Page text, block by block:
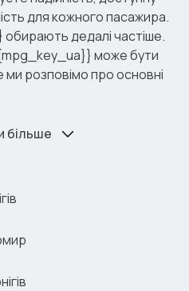
для кожного пасажира.
обирають дедалі частіше.
може бути
ми розповімо про основні
більше